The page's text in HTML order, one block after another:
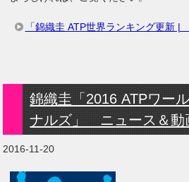
「錦織圭 ATP世界ランキング更新 |
錦織圭「2016 ATPワー
ナルズ」 ニュース＆動
2016-11-20